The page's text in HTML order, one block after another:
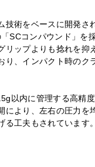
技術をベースに開発さ
SCコンパウンド」を
リップよりも捻れを抑
り、インパクト時のク
以内に管理する高精
により、左右の圧力を
る工夫もされています。